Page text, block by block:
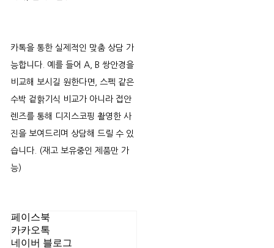
카톡을 통한 실제적인 맞춤 상담 가
능합니다. 예를 들어 A, B 쌍안경을
비교해 보시길 원한다면, 스펙 같은
수박 겉핡기식 비교가 아니라 접안
렌즈를 통해 디지스코핑 촬영한 사
진을 보여드리며 상담해 드릴 수 있
습니다. (재고 보유중인 제품만 가
능)
페이스북
카카오톡
네이버 블로그